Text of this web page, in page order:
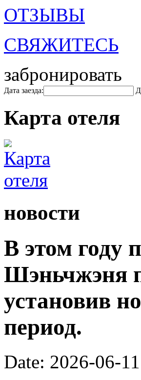
ОТЗЫВЫ
СВЯЖИТЕСЬ
забронировать
Дата заезда:
Карта отеля
новости
В этом году
Шэньчжэня
установив
период.
Date: 2026-06-11